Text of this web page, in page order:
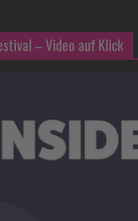
– Video auf Klick